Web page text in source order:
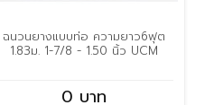
ฉนวนยางแบบท่อ ความยาว6ฟุต
1.83ม. 1-7/8 - 1.50 นิ้ว UCM
0 บาท